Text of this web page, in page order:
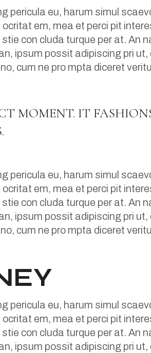
pericula eu, harum simul
em, mea et perci pit
con cluda turque per at. An
ipsum possit adipiscing pri
cum ne pro mpta diceret
MOMENT. IT
pericula eu, harum simul
em, mea et perci pit
con cluda turque per at. An
ipsum possit adipiscing pri
cum ne pro mpta diceret
pericula eu, harum simul
em, mea et perci pit
con cluda turque per at. An
ipsum possit adipiscing pri